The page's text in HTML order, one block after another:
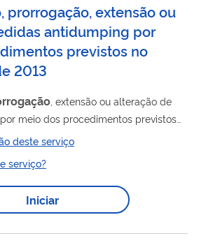
prorrogação, extensão ou
antidumping por
previstos no
2013
, extensão ou alteração de
meio dos procedimentos previstos
julho de 2013. As medidas
o dano causado por meio da
por meio da aplicação de direitos
alíquotas ad valorem ou específicas,
prestação de depósito em garantia (no
compromisso de preço. Medidas...
deste serviço
serviço?
Iniciar